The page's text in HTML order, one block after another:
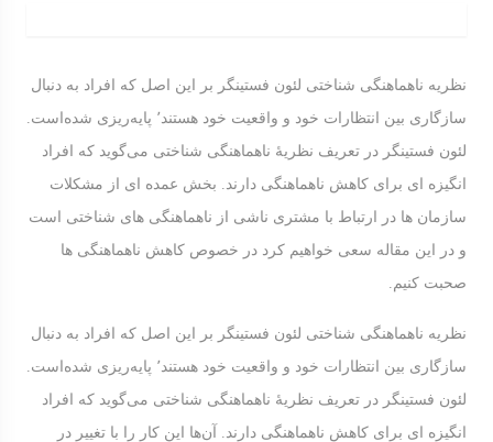
نظریه ناهماهنگی شناختی لئون فستینگر بر این اصل که افراد به دنبال
سازگاری بین انتظارات خود و واقعیت خود هستند٬ پایه‌ریزی شده‌است.
لئون فستینگر در تعریف نظریهٔ ناهماهنگی شناختی می‌گوید که افراد
انگیزه ای برای کاهش ناهماهنگی دارند. بخش عمده ای از مشکلات
سازمان ها در ارتباط با مشتری ناشی از ناهماهنگی های شناختی است
و در این مقاله سعی خواهیم کرد در خصوص کاهش ناهماهنگی ها
صحبت کنیم.
نظریه ناهماهنگی شناختی لئون فستینگر بر این اصل که افراد به دنبال
سازگاری بین انتظارات خود و واقعیت خود هستند٬ پایه‌ریزی شده‌است.
لئون فستینگر در تعریف نظریهٔ ناهماهنگی شناختی می‌گوید که افراد
انگیزه ای برای کاهش ناهماهنگی دارند. آن‌ها این کار را با تغییر در